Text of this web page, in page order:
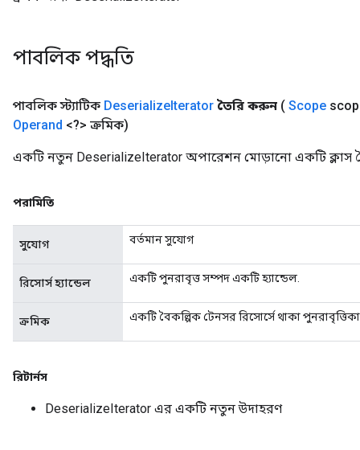
পাবলিক পদ্ধতি
পাবলিক স্ট্যাটিক DeserializeIterator তৈরি করুন ( Scope
Operand <?> ক্রমিক)
একটি নতুন DeserializeIterator অপারেশন মোড়ানো একটি ক্লাস
পরামিতি
সুযোগ বর্তমান সুযোগ
রিসোর্স হ্যান্ডেল একটি পুনরাবৃত্ত সম্পদ একটি হ্যান্ডেল.
ক্রমিক একটি বৈকল্পিক টেনসর রিসোর্সে থাকা
রিটার্নস
DeserializeIterator এর একটি নতুন উদাহরণ